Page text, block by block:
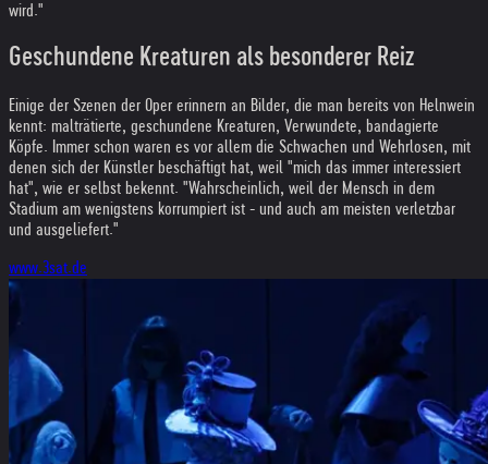
wird."
Geschundene Kreaturen als besonderer Reiz
Einige der Szenen der Oper erinnern an Bilder, die man bereits von Helnwein
kennt: malträtierte, geschundene Kreaturen, Verwundete, bandagierte
Köpfe. Immer schon waren es vor allem die Schwachen und Wehrlosen, mit
denen sich der Künstler beschäftigt hat, weil "mich das immer interessiert
hat", wie er selbst bekennt. "Wahrscheinlich, weil der Mensch in dem
Stadium am wenigstens korrumpiert ist - und auch am meisten verletzbar
und ausgeliefert."
www.3sat.de